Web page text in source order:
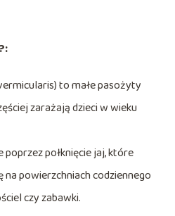
to małe pasożyty
zarażają dzieci w wieku
połknięcie jaj, które
powierzchniach codziennego
czy zabawki.